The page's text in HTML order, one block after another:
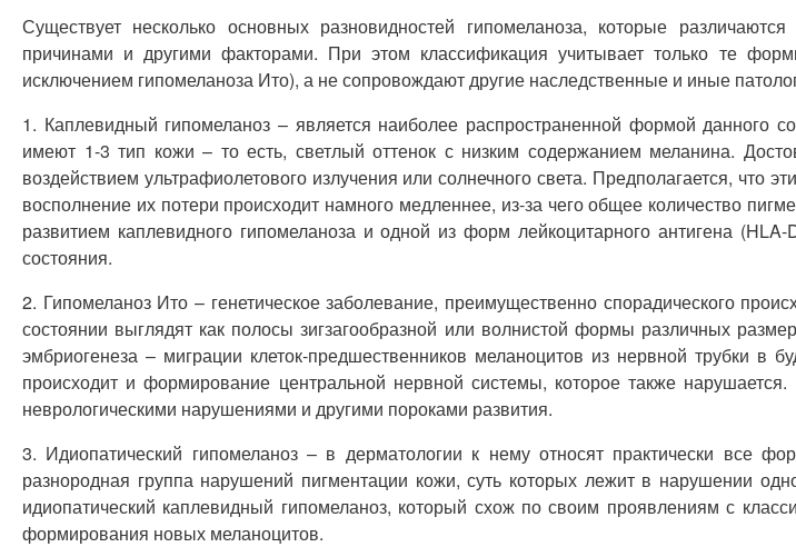
Существует несколько основных разновидностей гипомеланоза, которые
причинами и другими факторами. При этом классификация учитывает только те
исключением гипомеланоза Ито), а не сопровождают другие наследственные и иные
1. Каплевидный гипомеланоз – является наиболее распространенной формой данного
имеют 1-3 тип кожи – то есть, светлый оттенок с низким содержанием меланина.
воздействием ультрафиолетового излучения или солнечного света. Предполагается,
восполнение их потери происходит намного медленнее, из-за чего общее количество
развитием каплевидного гипомеланоза и одной из форм лейкоцитарного антигена
состояния.
2. Гипомеланоз Ито – генетическое заболевание, преимущественно спорадического
состоянии выглядят как полосы зигзагообразной или волнистой формы различных
эмбриогенеза – миграции клеток-предшественников меланоцитов из нервной трубки
происходит и формирование центральной нервной системы, которое также
неврологическими нарушениями и другими пороками развития.
3. Идиопатический гипомеланоз – в дерматологии к нему относят практически все
разнородная группа нарушений пигментации кожи, суть которых лежит в нарушении
идиопатический каплевидный гипомеланоз, который схож по своим проявлениям с
формирования новых меланоцитов.